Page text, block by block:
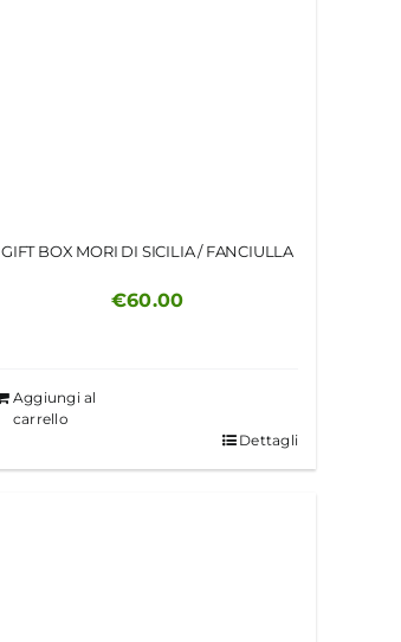
GIFT BOX MORI DI SICILIA / FANCIULLA
€60.00
Aggiungi al
carrello
Dettagli